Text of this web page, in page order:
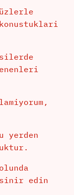
yerden
edin